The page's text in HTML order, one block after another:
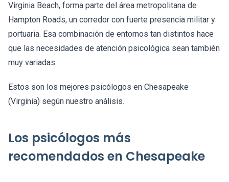
Virginia Beach, forma parte del área metropolitana de
Hampton Roads, un corredor con fuerte presencia militar y
portuaria. Esa combinación de entornos tan distintos hace
que las necesidades de atención psicológica sean también
muy variadas.
Estos son los mejores psicólogos en Chesapeake
(Virginia) según nuestro análisis.
Los psicólogos más
recomendados en Chesapeake